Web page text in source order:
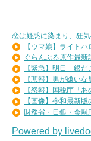
恋は疑惑に染まり、狂
【ウマ娘】ライトハ
ぐらんぶる原作最新
【緊急】明日「銀
【悲報】男が嫌い
【怒報】国税庁「
【画像】令和最新
財務省・日銀・金
Powered by